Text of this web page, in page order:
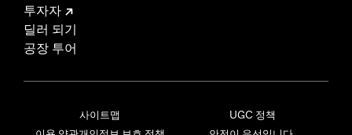
투자자
딜러 되기
공장 투어
사이트맵
UGC 정책